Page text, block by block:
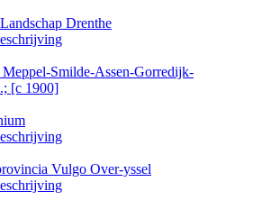
Drenthe
Smilde-Assen-Gorredijk-
[c 1900]
Vulgo Over-yssel